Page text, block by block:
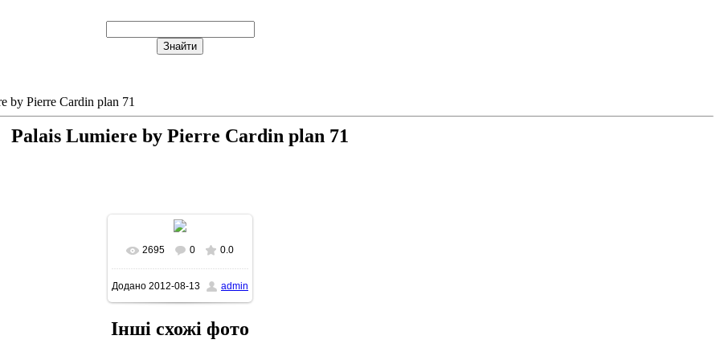
by Pierre Cardin plan 71
Palais Lumiere by Pierre Cardin plan 71
В реальном размере
468x522/ 64.7Kb
2695 0 0.0
Додано 2012-08-13 admin
Інші схожі фото